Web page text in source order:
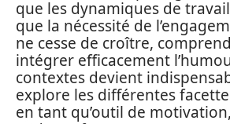
que les dynamiques de
que la nécessité de
ne cesse de croître,
intégrer efficacement
contextes devient
explore les différentes
en tant qu’outil de